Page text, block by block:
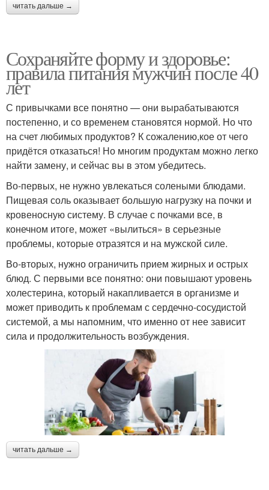
читать дальше →
Сохраняйте форму и здоровье:
правила питания мужчин после 40
лет
С привычками все понятно — они вырабатываются
постепенно, и со временем становятся нормой. Но что
на счет любимых продуктов? К сожалению,кое от чего
придётся отказаться! Но многим продуктам можно легко
найти замену, и сейчас вы в этом убедитесь.
Во-первых, не нужно увлекаться солеными блюдами.
Пищевая соль оказывает большую нагрузку на почки и
кровеносную систему. В случае с почками все, в
конечном итоге, может «вылиться» в серьезные
проблемы, которые отразятся и на мужской силе.
Во-вторых, нужно ограничить прием жирных и острых
блюд. С первыми все понятно: они повышают уровень
холестерина, который накапливается в организме и
может приводить к проблемам с сердечно-сосудистой
системой, а мы напомним, что именно от нее зависит
сила и продолжительность возбуждения.
читать дальше →